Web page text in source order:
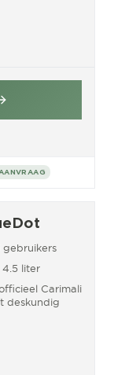
gebruikers
liter
Carimali
deskundig